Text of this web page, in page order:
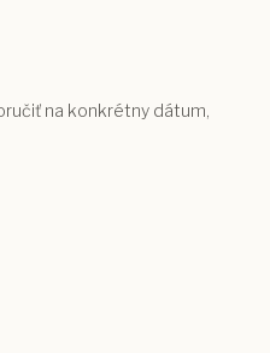
na konkrétny dátum,